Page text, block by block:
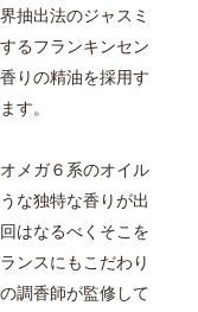
抽出法のジャスミ
るフランキンセン
りの精油を採用す
す。
メガ６系のオイル
な独特な香りが出
はなるべくそこを
ンスにもこだわり
調香師が監修して